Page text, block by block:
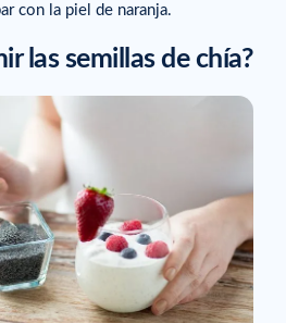
con la piel de naranja.
las semillas de chía?